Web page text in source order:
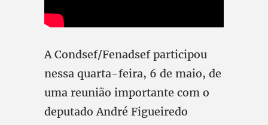
A Condsef/Fenadsef participou
nessa quarta-feira, 6 de maio, de
uma reunião importante com o
deputado André Figueiredo